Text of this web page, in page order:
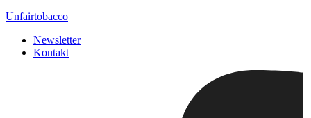
Unfairtobacco
Newsletter
Kontakt